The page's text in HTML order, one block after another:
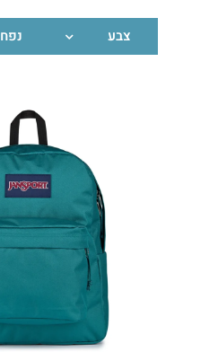
צבע נפח